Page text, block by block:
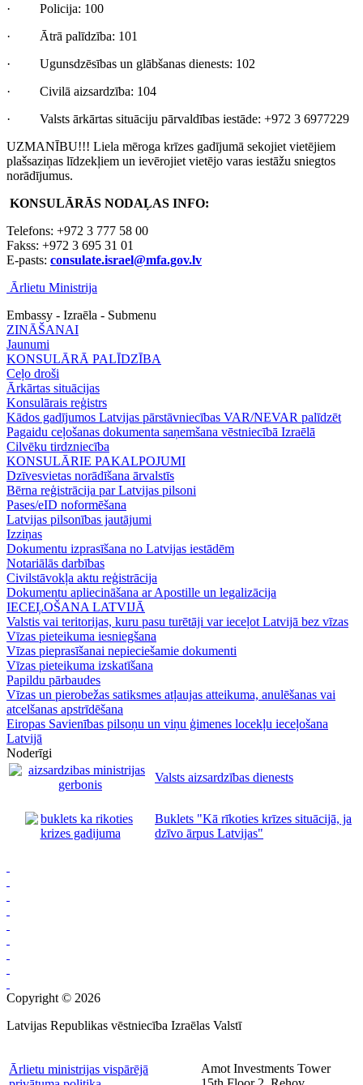
· Policija: 100
· Ātrā palīdzība: 101
· Ugunsdzēsības un glābšanas dienests: 102
· Civilā aizsardzība: 104
· Valsts ārkārtas situāciju pārvaldības iestāde: +972 3 6977229
UZMANĪBU!!! Liela mēroga krīzes gadījumā sekojiet vietējiem
plašsaziņas līdzekļiem un ievērojiet vietējo varas iestāžu sniegtos
norādījumus.
KONSULĀRĀS NODAĻAS INFO:
Telefons: +972 3 777 58 00
Fakss: +972 3 695 31 01
E-pasts: consulate.israel@mfa.gov.lv
Ārlietu Ministrija
Embassy - Izraēla - Submenu
ZINĀŠANAI
Jaunumi
KONSULĀRĀ PALĪDZĪBA
Ceļo droši
Ārkārtas situācijas
Konsulārais reģistrs
Kādos gadījumos Latvijas pārstāvniecības VAR/NEVAR palīdzēt
Pagaidu ceļošanas dokumenta saņemšana vēstniecībā Izraēlā
Cilvēku tirdzniecība
KONSULĀRIE PAKALPOJUMI
Dzīvesvietas norādīšana ārvalstīs
Bērna reģistrācija par Latvijas pilsoni
Pases/eID noformēšana
Latvijas pilsonības jautājumi
Izziņas
Dokumentu izprasīšana no Latvijas iestādēm
Notariālās darbības
Civilstāvokļa aktu reģistrācija
Dokumentu apliecināšana ar Apostille un legalizācija
IECEĻOŠANA LATVIJĀ
Valstis vai teritorijas, kuru pasu turētāji var ieceļot Latvijā bez vīzas
Vīzas pieteikuma iesniegšana
Vīzas pieprasīšanai nepieciešamie dokumenti
Vīzas pieteikuma izskatīšana
Papildu pārbaudes
Vīzas un pierobežas satiksmes atļaujas atteikuma, anulēšanas vai
atcelšanas apstrīdēšana
Eiropas Savienības pilsoņu un viņu ģimenes locekļu ieceļošana
Latvijā
Noderīgi
Valsts aizsardzības dienests
Buklets "Kā rīkoties krīzes situācijā, ja
dzīvo ārpus Latvijas"
Copyright © 2026
Latvijas Republikas vēstniecība Izraēlas Valstī
Ārlietu ministrijas vispārējā
Amot Investments Tower